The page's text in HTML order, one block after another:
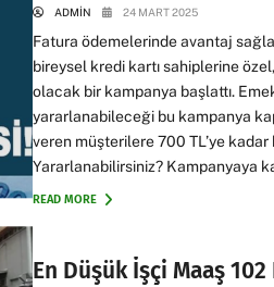
ADMIN 24 MART 2025
Fatura ödemelerinde avantaj
bireysel kredi kartı sahiplerine
olacak bir kampanya başlattı.
yararlanabileceği bu kampanya
veren müşterilere 700 TL’ye
Yararlanabilirsiniz? Kampanyaya
READ MORE
En Düşük İşçi Maaş